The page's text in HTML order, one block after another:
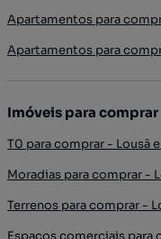
Apartamentos para
Apartamentos para
Imóveis para
T0 para comprar - Lousã
Moradias para comprar -
Terrenos para comprar -